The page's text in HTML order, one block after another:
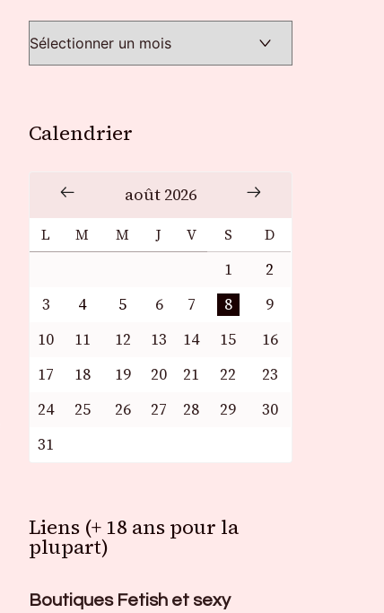
Calendrier
août 2026
L M M J V S D
1
2
3
4 5 6 7 8
9
10
11 12 13 14 15
16
17
18 19 20 21 22
23
24
25 26 27 28 29
30
31
Liens (+ 18 ans pour la
plupart)
Boutiques Fetish et sexy